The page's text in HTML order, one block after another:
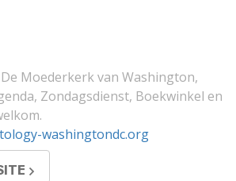
Moederkerk van Washington,
Zondagsdienst, Boekwinkel en
washingtondc.org